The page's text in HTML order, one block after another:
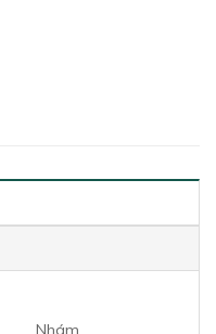
Nhám